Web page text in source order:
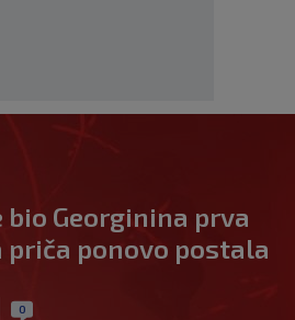
Georginina prva
ponovo postala
0